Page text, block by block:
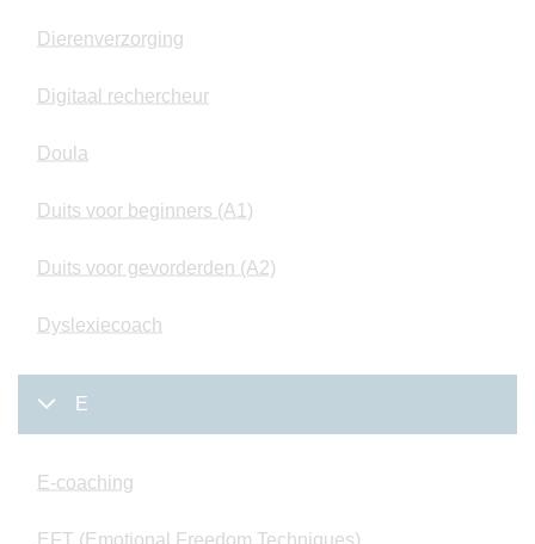
Dierenverzorging
Digitaal rechercheur
Doula
Duits voor beginners (A1)
Duits voor gevorderden (A2)
Dyslexiecoach
E
E-coaching
EFT (Emotional Freedom Techniques)